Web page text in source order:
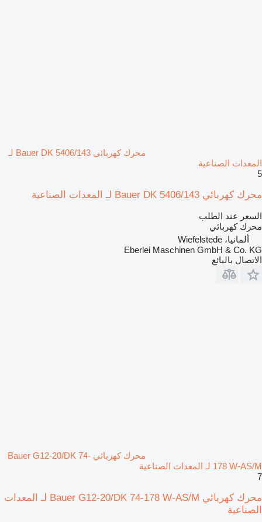
محرك كهربائي Bauer DK 5406/143 لـ
المعدات الصناعية
5
محرك كهربائي Bauer DK 5406/143 لـ المعدات الصناعية
السعر عند الطلب
محرك كهربائي
ألمانيا، Wiefelstede
Eberlei Maschinen GmbH & Co. KG
الاتصال بالبائع
محرك كهربائي Bauer G12-20/DK 74-
178 W-AS/M لـ المعدات الصناعية
7
محرك كهربائي Bauer G12-20/DK 74-178 W-AS/M لـ المعدات
الصناعية